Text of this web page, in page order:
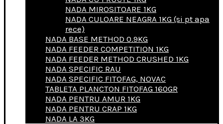
NADA MIROSITOARE 1KG
NADA CULOARE NEAGRA 1KG (si pt apa
rece)
NADA BASE METHOD 0.9KG
NADA FEEDER COMPETITION 1KG
NADA FEEDER METHOD CRUSHED 1KG
NADA SPECIFIC RAU
NADA SPECIFIC FITOFAG, NOVAC
TABLETA PLANCTON FITOFAG 160GR
NADA PENTRU AMUR 1KG
NADA PENTRU CRAP 1KG
NADA LA 3KG